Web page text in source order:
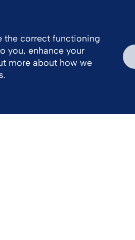
the correct functioning
you, enhance your
more about how we